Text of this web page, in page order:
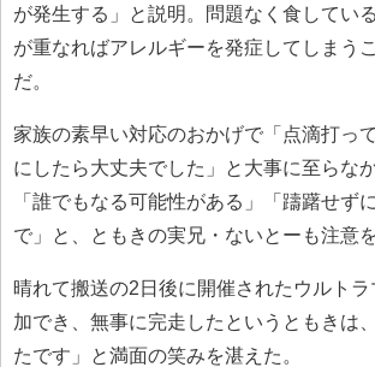
が発生する」と説明。問題なく食してい
が重なればアレルギーを発症してしまう
だ。
家族の素早い対応のおかげで「点滴打っ
にしたら大丈夫でした」と大事に至らな
「誰でもなる可能性がある」「躊躇せず
で」と、ともきの実兄・ないとーも注意
晴れて搬送の2日後に開催されたウルト
加でき、無事に完走したというともきは
たです」と満面の笑みを湛えた。